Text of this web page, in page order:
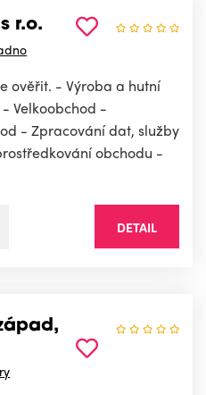
r.o.
ověřit. - Výroba a hutní
Velkoobchod -
- Zpracování dat, služby
obchodu -
DETAIL